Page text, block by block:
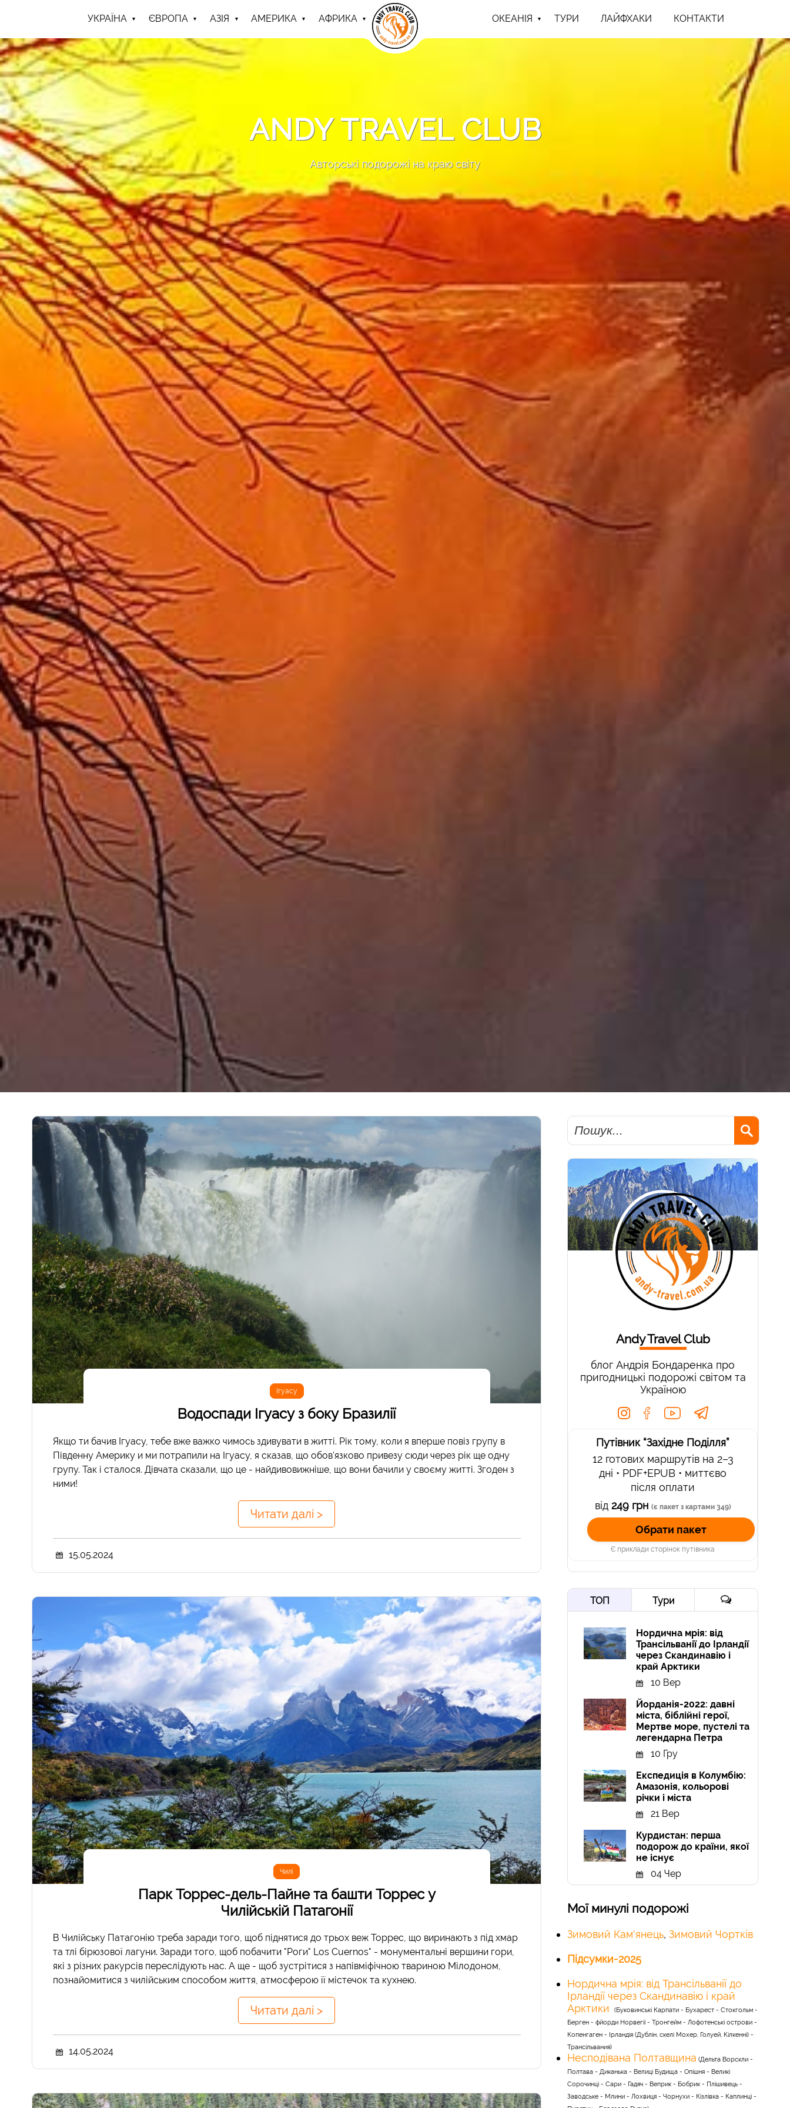
УКРАЇНА ЄВРОПА АЗІЯ АМЕРИКА АФРИКА ОКЕАНІЯ ТУРИ ЛАЙФХАКИ КОНТАКТИ
ANDY TRAVEL CLUB
Авторські подорожі на краю світу
Ігуасу
Водоспади Ігуасу з боку Бразилії
Якщо ти бачив Ігуасу, тебе вже важко чимось здивувати в житті. Рік тому, коли я вперше повіз групу в
Південну Америку и ми потрапили на Ігуасу, я сказав, що обов'язково привезу сюди через рік ще одну
групу. Так і сталося. Дівчата сказали, що це - найдивовижніше, що вони бачили у своєму житті. Згоден з
ними!
Читати далі >
15.05.2024
Чилі
Парк Торрес-дель-Пайне та башти Торрес у
Чилійській Патагонії
В Чилійську Патагонію треба заради того, щоб піднятися до трьох веж Торрес, що виринають з під хмар
та тлі бірюзової лагуни. Заради того, щоб побачити "Роги" Los Cuernos" - монументальні вершини гори,
які з різних ракурсів переслідують нас. А ще - щоб зустрітися з напівміфічною твариною Мілодоном,
познайомитися з чилійським способом життя, атмосферою її містечок та кухнею.
Читати далі >
14.05.2024
Пошук
Andy Travel Club
блог Андрія Бондаренка про
пригодницькі подорожі світом та
Україною
Путівник “Західне Поділля”
12 готових маршрутів на 2–3
дні • PDF+EPUB • миттєво
після оплати
від 249 грн (є пакет з картами 349)
Обрати пакет
Є приклади сторінок путівника
ТОП Тури
Нордична мрія: від
Трансільванії до Ірландії
через Скандинавію і
край Арктики
10 Вер
Йорданія-2022: давні
міста, біблійні герої,
Мертве море, пустелі та
легендарна Петра
10 Гру
Експедиція в Колумбію:
Амазонія, кольорові
річки і міста
21 Вер
Курдистан: перша
подорож до країни, якої
не існує
04 Чер
Мої минулі подорожі
Зимовий Кам'янець,Зимовий Чортків
Підсумки-2025
Нордична мрія: від Трансільванії до
Ірландії через Скандинавію і край
Арктики
(Буковинські Карпати - Бухарест - Стокгольм -
Берген - фйорди Норвегії - Тронгейм - Лофотенські острови -
Копенгаген - Ірландія (Дублін, скелі Мохер, Голуей, Кілкенні) -
Трансільвания)
Несподівана Полтавщина (Дельта Ворскли -
Полтава - Диканька - Велиці Будища - Опішня - Великі
Сорочинці - Сари - Гадяч - Веприк - Бобрик - Плішивець -
Заводське - Млини - Лохвиця - Чорнухи - Кізлівка - Каплинці -